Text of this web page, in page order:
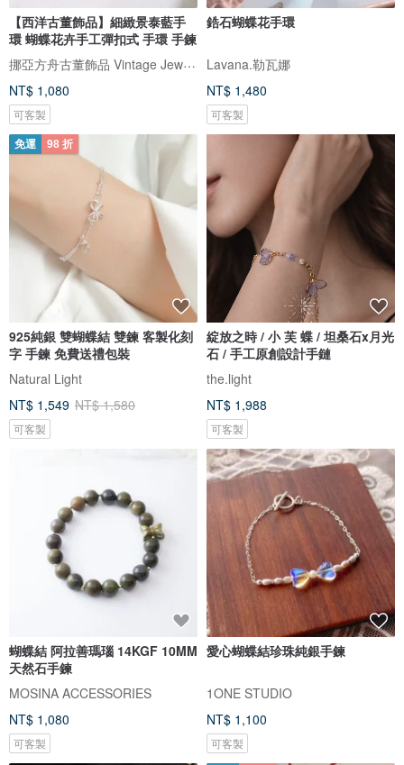
【西洋古董飾品】細緻景泰藍手
環 蝴蝶花卉手工彈扣式 手環 手鍊
挪亞方舟古董飾品 Vintage Jewelry
NT$ 1,080
可客製
鋯石蝴蝶花手環
Lavana.勒瓦娜
NT$ 1,480
可客製
免運 98 折
925純銀 雙蝴蝶結 雙鍊 客製化刻
字 手鍊 免費送禮包裝
Natural Light
NT$ 1,549 NT$ 1,580
可客製
綻放之時 / 小 芙 蝶 / 坦桑石x月光
石 / 手工原創設計手鏈
the.light
NT$ 1,988
可客製
蝴蝶結 阿拉善瑪瑙 14KGF 10MM
天然石手鍊
MOSINA ACCESSORIES
NT$ 1,080
可客製
愛心蝴蝶結珍珠純銀手鍊
1ONE STUDIO
NT$ 1,100
可客製